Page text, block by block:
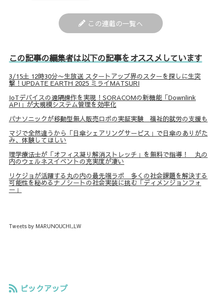
この連載の一覧へ
この記事の編集者は以下の記事をオススメしています
3/15土 12時30分〜生放送 スタートアップ界のスターを探しに生突
撃！UPDATE EARTH 2025 ミライMATSURI
IoTデバイスの遠隔操作を実現！SORACOMの新機能「Downlink
API」が大規模システム管理を効率化
パナソニックが移動型無人販売ロボの実証実験 福祉的就労の支援も
マジで全然違うから「日傘シェアリングサービス」で日傘のありがた
み、体験してほしい
理学療法士が「オフィス凝り解消ストレッチ」を無料で指導！ 丸の
内のウェルネスイベントの充実度が凄い
リケジョが活躍する丸の内の最先端ラボ 多くの社会課題を解決する
可能性を秘めるナノシートの社会実装に挑む「ディメンジョンフォ
ー」
Tweets by MARUNOUCHI_LW
ピックアップ